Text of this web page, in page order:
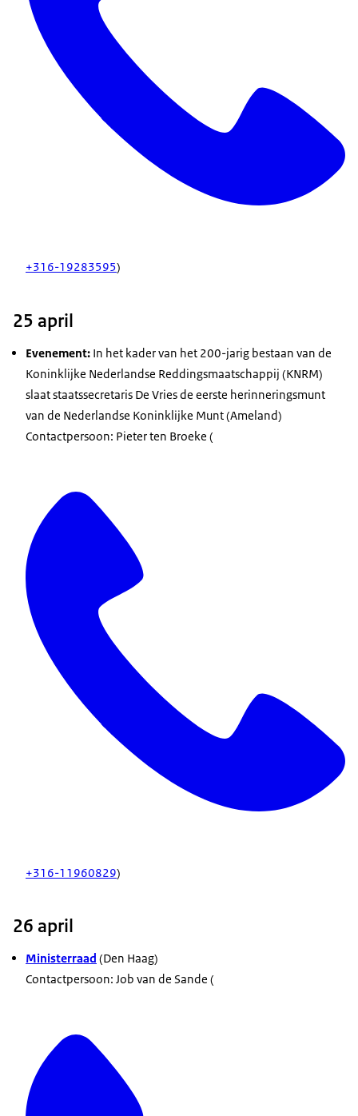
+316-19283595)
25 april
Evenement: In het kader van het 200-jarig bestaan van de
Koninklijke Nederlandse Reddingsmaatschappij (KNRM)
slaat staatssecretaris De Vries de eerste herinneringsmunt
van de Nederlandse Koninklijke Munt (Ameland)
Contactpersoon: Pieter ten Broeke (
+316-11960829)
26 april
Ministerraad (Den Haag)
Contactpersoon: Job van de Sande (